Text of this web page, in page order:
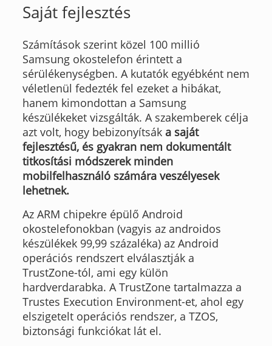
Saját fejlesztés
Számítások szerint közel 100 millió
Samsung okostelefon érintett a
sérülékenységben. A kutatók egyébként nem
véletlenül fedezték fel ezeket a hibákat,
hanem kimondottan a Samsung
készülékeket vizsgálták. A szakemberek célja
azt volt, hogy bebizonyítsák a saját
fejlesztésű, és gyakran nem dokumentált
titkosítási módszerek minden
mobilfelhasználó számára veszélyesek
lehetnek.
Az ARM chipekre épülő Android
okostelefonokban (vagyis az androidos
készülékek 99,99 százaléka) az Android
operációs rendszert elválasztják a
TrustZone-tól, ami egy külön
hardverdarabka. A TrustZone tartalmazza a
Trustes Execution Environment-et, ahol egy
elszigetelt operációs rendszer, a TZOS,
biztonsági funkciókat lát el.